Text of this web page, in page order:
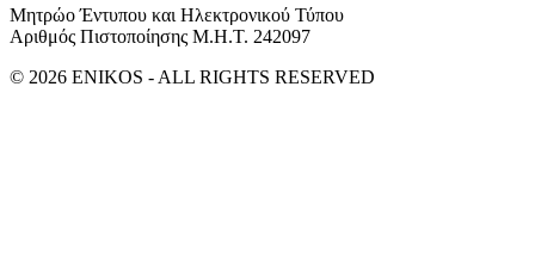
Μητρώο Έντυπου και Ηλεκτρονικού Τύπου
Αριθμός Πιστοποίησης Μ.Η.Τ. 242097
© 2026 ENIKOS - ALL RIGHTS RESERVED